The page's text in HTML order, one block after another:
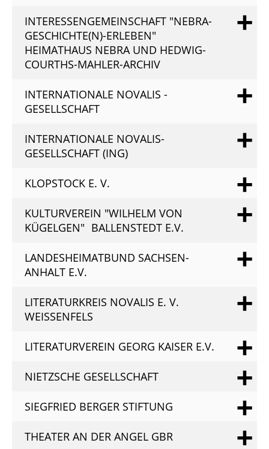
INTERESSENGEMEINSCHAFT "NEBRA-
GESCHICHTE(N)-ERLEBEN"
HEIMATHAUS NEBRA UND HEDWIG-
COURTHS-MAHLER-ARCHIV
INTERNATIONALE NOVALIS -
GESELLSCHAFT
INTERNATIONALE NOVALIS-
GESELLSCHAFT (ING)
KLOPSTOCK E. V.
KULTURVEREIN "WILHELM VON
KÜGELGEN" BALLENSTEDT E.V.
LANDESHEIMATBUND SACHSEN-
ANHALT E.V.
LITERATURKREIS NOVALIS E. V.
WEISSENFELS
LITERATURVEREIN GEORG KAISER E.V.
NIETZSCHE GESELLSCHAFT
SIEGFRIED BERGER STIFTUNG
THEATER AN DER ANGEL GBR